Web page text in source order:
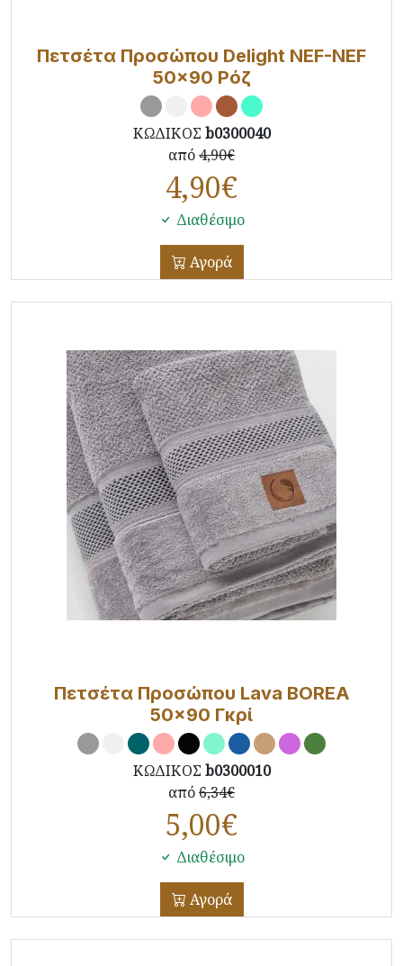
Πετσέτα Προσώπου Delight NEF-NEF
50x90 Ρόζ
ΚΩΔΙΚΟΣ b0300040
από4,90€
4,90€
Διαθέσιμο
Αγορά
Πετσέτα Προσώπου Lava BOREA
50x90 Γκρί
ΚΩΔΙΚΟΣ b0300010
από6,34€
5,00€
Διαθέσιμο
Αγορά